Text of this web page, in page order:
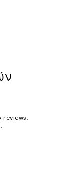
reviews.